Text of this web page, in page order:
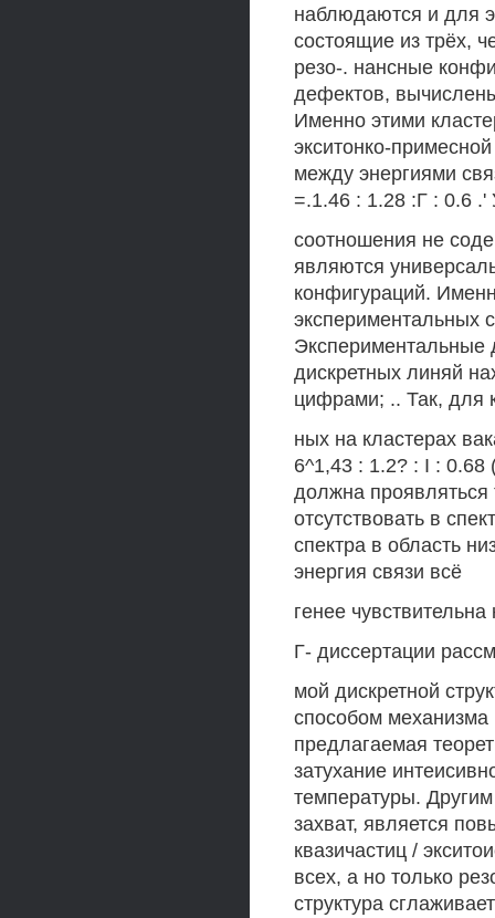
наблюдаются и для
состоящие из трёх,
резо-. нансные
дефектов,
Именно этими
экситонко-
между энергиями
=.1.46 : 1.28 :Г : 0.6 .'
соотношения не
являются
конфигураций.
экспериментальных
дискретных линяй
цифрами; .. Так, для
ных на кластерах
6^1,43 : 1.2? : I : 0.68
должна проявляться
отсутствовать в
спектра в область
энергия связи всё
генее
Г- диссертации
мой дискретной
способом механизма
предлагаемая
затухание
температуры.
захват, является
квазичастиц /
всех, а но только
структура